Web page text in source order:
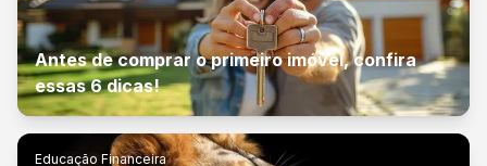
Antes de comprar o primeiro imóvel, confira
essas 6 dicas!
Educação Financeira